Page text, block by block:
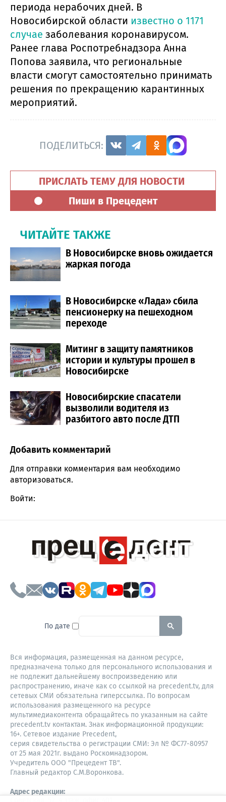
периода нерабочих дней. В
Новосибирской области известно о 1171
случае заболевания коронавирусом.
Ранее глава Роспотребнадзора Анна
Попова заявила, что региональные
власти смогут самостоятельно принимать
решения по прекращению карантинных
мероприятий.
ПОДЕЛИТЬСЯ:
ПРИСЛАТЬ ТЕМУ ДЛЯ НОВОСТИ
Пиши в Прецедент
ЧИТАЙТЕ ТАКЖЕ
В Новосибирске вновь ожидается
жаркая погода
В Новосибирске «Лада» сбила
пенсионерку на пешеходном
переходе
Митинг в защиту памятников
истории и культуры прошел в
Новосибирске
Новосибирские спасатели
вызволили водителя из
разбитого авто после ДТП
Comment section
Добавить комментарий
Для отправки комментария вам необходимо
авторизоваться.
Войти:
По дате To search this site, enter a
Вся информация, размещенная на данном ресурсе,
предназначена только для персонального использования и
не подлежит дальнейшему воспроизведению или
распространению, иначе как со ссылкой на precedent.tv, для
сетевых СМИ обязательна гиперссылка. По вопросам
использования размещенного на ресурсе
мультимедиаконтента обращайтесь по указанным на сайте
precedent.tv контактам. Знак информационной продукции:
16+. Сетевое издание Precedent,
серия свидетельства о регистрации СМИ: Эл № ФС77-80957
от 25 мая 2021г. выдано Роскомнадзором.
Учредитель ООО "Прецедент ТВ".
Главный редактор С.М.Воронкова.
Адрес редакции: